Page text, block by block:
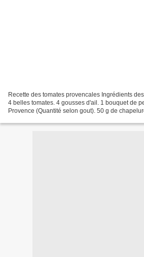
Recette des tomates provencales Ingrédients
4 belles tomates. 4 gousses d'ail. 1 bouquet de
Provence (Quantité selon gout). 50 g de